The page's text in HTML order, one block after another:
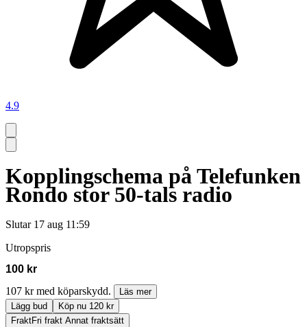
4.9
Kopplingschema på Telefunken
Rondo stor 50-tals radio
Slutar 17 aug 11:59
Utropspris
100 kr
107 kr med köparskydd.
Läs mer
Lägg bud
Köp nu 120 kr
FraktFri frakt Annat fraktsätt